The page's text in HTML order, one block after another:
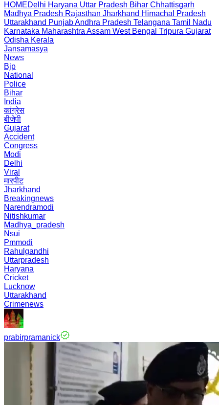
HOMEDelhi Haryana Uttar Pradesh Bihar Chhattisgarh
Madhya Pradesh Rajasthan Jharkhand Himachal Pradesh
Uttarakhand PunjabAndhra Pradesh Telangana Tamil Nadu
Karnataka Maharashtra Assam West Bengal Tripura Gujarat
Odisha Kerala
Jansamasya
News
Bjp
National
Police
Bihar
India
कांग्रेस
बीजेपी
Gujarat
Accident
Congress
Modi
Delhi
Viral
मारपीट
Jharkhand
Breakingnews
Narendramodi
Nitishkumar
Madhya_pradesh
Nsui
Pmmodi
Rahulgandhi
Uttarpradesh
Haryana
Cricket
Lucknow
Uttarakhand
Crimenews
prabirpramanick